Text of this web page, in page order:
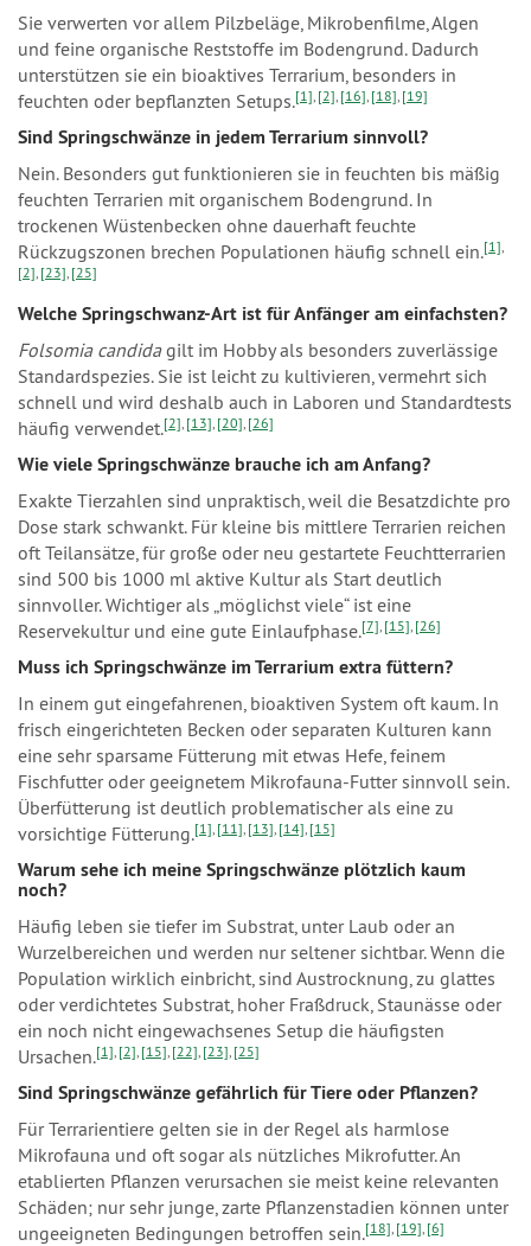
Sie verwerten vor allem Pilzbeläge, Mikrobenfilme, Algen
und feine organische Reststoffe im Bodengrund. Dadurch
unterstützen sie ein bioaktives Terrarium, besonders in
feuchten oder bepflanzten Setups.[1], [2], [16], [18], [19]
Sind Springschwänze in jedem Terrarium sinnvoll?
Nein. Besonders gut funktionieren sie in feuchten bis mäßig
feuchten Terrarien mit organischem Bodengrund. In
trockenen Wüstenbecken ohne dauerhaft feuchte
Rückzugszonen brechen Populationen häufig schnell ein.[1],
[2], [23], [25]
Welche Springschwanz-Art ist für Anfänger am einfachsten?
Folsomia candidagilt im Hobby als besonders zuverlässige
Standardspezies. Sie ist leicht zu kultivieren, vermehrt sich
schnell und wird deshalb auch in Laboren und Standardtests
häufig verwendet.[2], [13], [20], [26]
Wie viele Springschwänze brauche ich am Anfang?
Exakte Tierzahlen sind unpraktisch, weil die Besatzdichte pro
Dose stark schwankt. Für kleine bis mittlere Terrarien reichen
oft Teilansätze, für große oder neu gestartete Feuchtterrarien
sind 500 bis 1000 ml aktive Kultur als Start deutlich
sinnvoller. Wichtiger als „möglichst viele“ ist eine
Reservekultur und eine gute Einlaufphase.[7], [15], [26]
Muss ich Springschwänze im Terrarium extra füttern?
In einem gut eingefahrenen, bioaktiven System oft kaum. In
frisch eingerichteten Becken oder separaten Kulturen kann
eine sehr sparsame Fütterung mit etwas Hefe, feinem
Fischfutter oder geeignetem Mikrofauna-Futter sinnvoll sein.
Überfütterung ist deutlich problematischer als eine zu
vorsichtige Fütterung.[1], [11], [13], [14], [15]
Warum sehe ich meine Springschwänze plötzlich kaum
noch?
Häufig leben sie tiefer im Substrat, unter Laub oder an
Wurzelbereichen und werden nur seltener sichtbar. Wenn die
Population wirklich einbricht, sind Austrocknung, zu glattes
oder verdichtetes Substrat, hoher Fraßdruck, Staunässe oder
ein noch nicht eingewachsenes Setup die häufigsten
Ursachen.[1], [2], [15], [22], [23], [25]
Sind Springschwänze gefährlich für Tiere oder Pflanzen?
Für Terrarientiere gelten sie in der Regel als harmlose
Mikrofauna und oft sogar als nützliches Mikrofutter. An
etablierten Pflanzen verursachen sie meist keine relevanten
Schäden; nur sehr junge, zarte Pflanzenstadien können unter
ungeeigneten Bedingungen betroffen sein.[18], [19], [6]